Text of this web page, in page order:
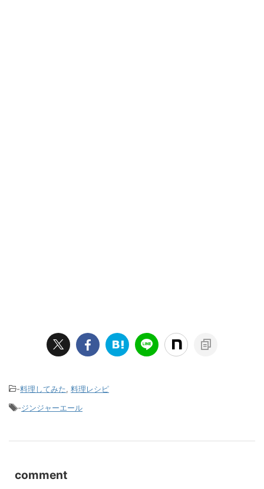
-料理してみた, 料理レシピ
-ジンジャーエール
comment